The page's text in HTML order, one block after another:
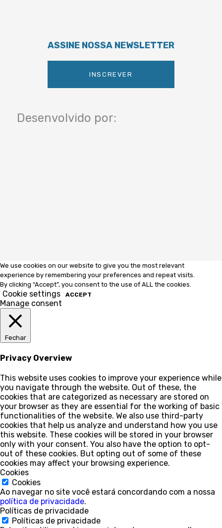
ASSINE NOSSA NEWSLETTER
INSCREVER
Desenvolvido por:
We use cookies on our website to give you the most relevant
experience by remembering your preferences and repeat visits.
By clicking “Accept”, you consent to the use of ALL the cookies.
Cookie settings ACCEPT
Manage consent
Fechar
Privacy Overview
This website uses cookies to improve your experience while
you navigate through the website. Out of these, the
cookies that are categorized as necessary are stored on
your browser as they are essential for the working of basic
functionalities of the website. We also use third-party
cookies that help us analyze and understand how you use
this website. These cookies will be stored in your browser
only with your consent. You also have the option to opt-
out of these cookies. But opting out of some of these
cookies may affect your browsing experience.
Cookies
Cookies
Ao navegar no site você estará concordando com a nossa
política de privacidade.
Políticas de privacidade
Políticas de privacidade